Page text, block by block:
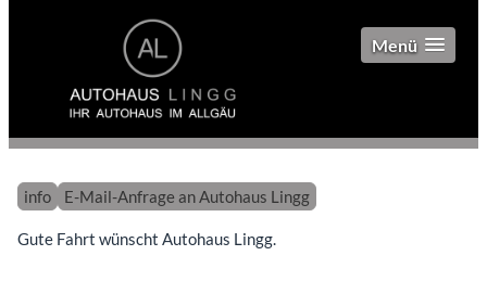
Menü
info E-Mail-Anfrage an Autohaus Lingg
Gute Fahrt wünscht Autohaus Lingg.